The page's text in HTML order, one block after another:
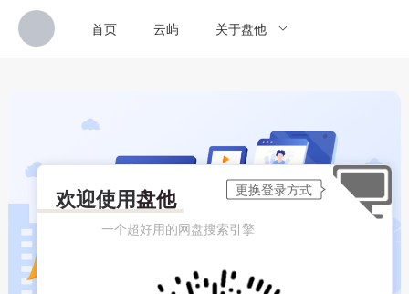
首页 云屿 关于盘他
欢迎使用盘他
一个超好用的网盘搜索引擎